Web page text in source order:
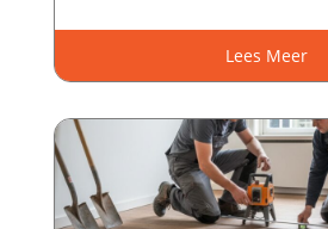
Lees Meer